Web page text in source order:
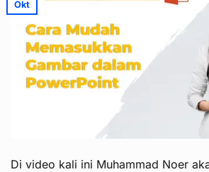
Okt
Di video kali ini Muhammad Noer